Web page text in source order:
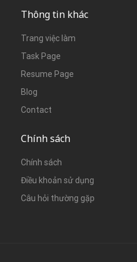
Thông tin khác
Trang việc làm
Task Page
Resume Page
Blog
Contact
Chính sách
Chính sách
Điều khoản sử dụng
Câu hỏi thường gặp